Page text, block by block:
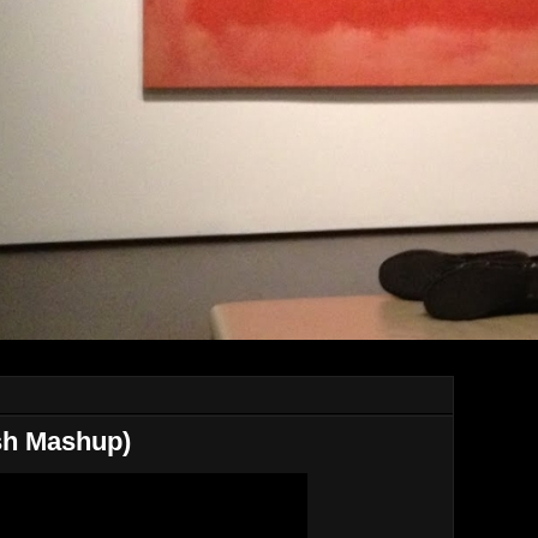
Mashup)